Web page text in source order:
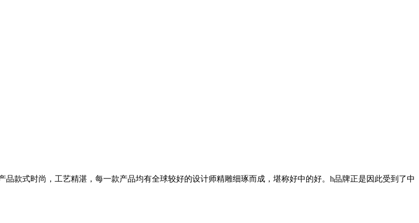
款式时尚，工艺精湛，每一款产品均有全球较好的设计师精雕细琢而成，堪称好中的好。h品牌正是因此受到了中